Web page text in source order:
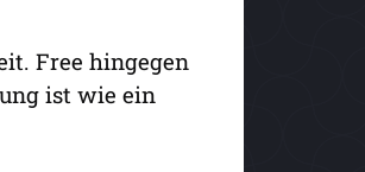
Free hingegen
ist wie ein